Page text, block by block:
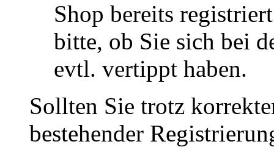
Shop bereits
bitte, ob Sie sich bei
evtl. vertippt haben.
Sollten Sie trotz
bestehender